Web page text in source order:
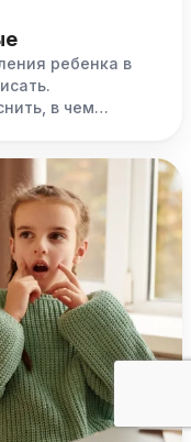
ребенка в
в чем
родителям
и
помогут